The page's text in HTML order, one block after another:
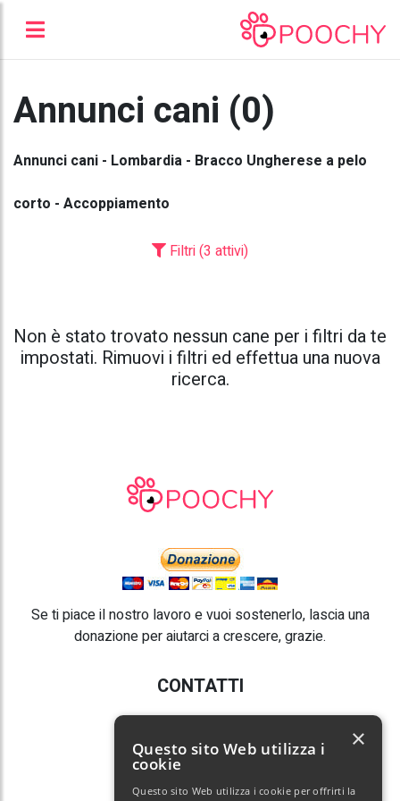
Annunci cani (0)
Annunci cani - Lombardia - Bracco Ungherese a pelo
corto - Accoppiamento
Filtri (3 attivi)
Non è stato trovato nessun cane per i filtri da te
impostati. Rimuovi i filtri ed effettua una nuova
ricerca.
Se ti piace il nostro lavoro e vuoi sostenerlo, lascia una
donazione per aiutarci a crescere, grazie.
CONTATTI
E-mail:info@poochy.it
Questo sito Web utilizza i
cookie
Questo sito Web utilizza i cookie per offrirti la
×